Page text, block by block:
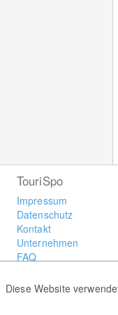
Diese Website
TouriSpo
Impressum
Datenschutz
Kontakt
Unternehmen
FAQ
Widget